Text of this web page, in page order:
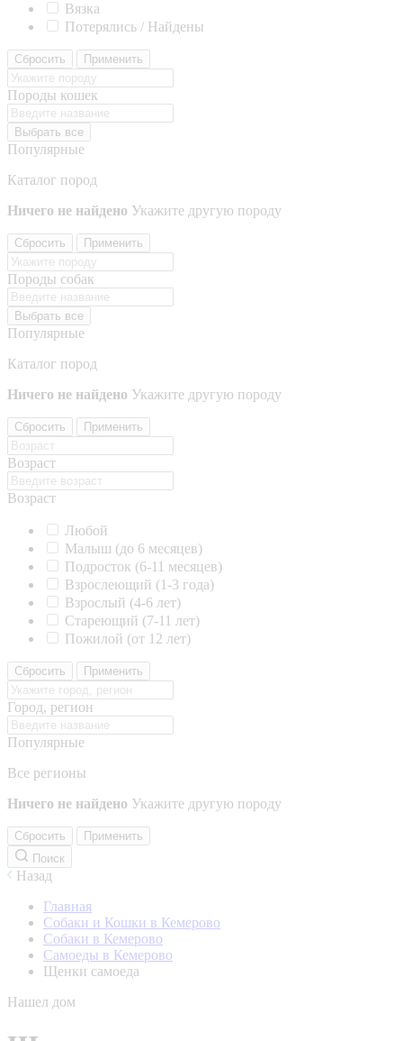
Вязка
Потерялись / Найдены
Сбросить Применить
Породы кошек
Выбрать все
Популярные
Каталог пород
Ничего не найдено Укажите другую породу
Сбросить Применить
Породы собак
Выбрать все
Популярные
Каталог пород
Ничего не найдено Укажите другую породу
Сбросить Применить
Возраст
Возраст
Любой
Малыш (до 6 месяцев)
Подросток (6-11 месяцев)
Взрослеющий (1-3 года)
Взрослый (4-6 лет)
Стареющий (7-11 лет)
Пожилой (от 12 лет)
Сбросить Применить
Город, регион
Популярные
Все регионы
Ничего не найдено Укажите другую породу
Сбросить
Применить
Поиск
Назад
Главная
Собаки и Кошки в Кемерово
Собаки в Кемерово
Самоеды в Кемерово
Щенки самоеда
Нашел дом